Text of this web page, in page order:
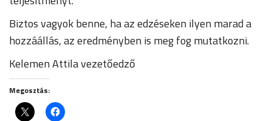
Biztos vagyok benne, ha az edzéseken ilyen marad a
hozzáállás, az eredményben is meg fog mutatkozni.
Kelemen Attila vezetőedző
Megosztás: